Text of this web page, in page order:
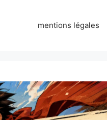
mentions légales